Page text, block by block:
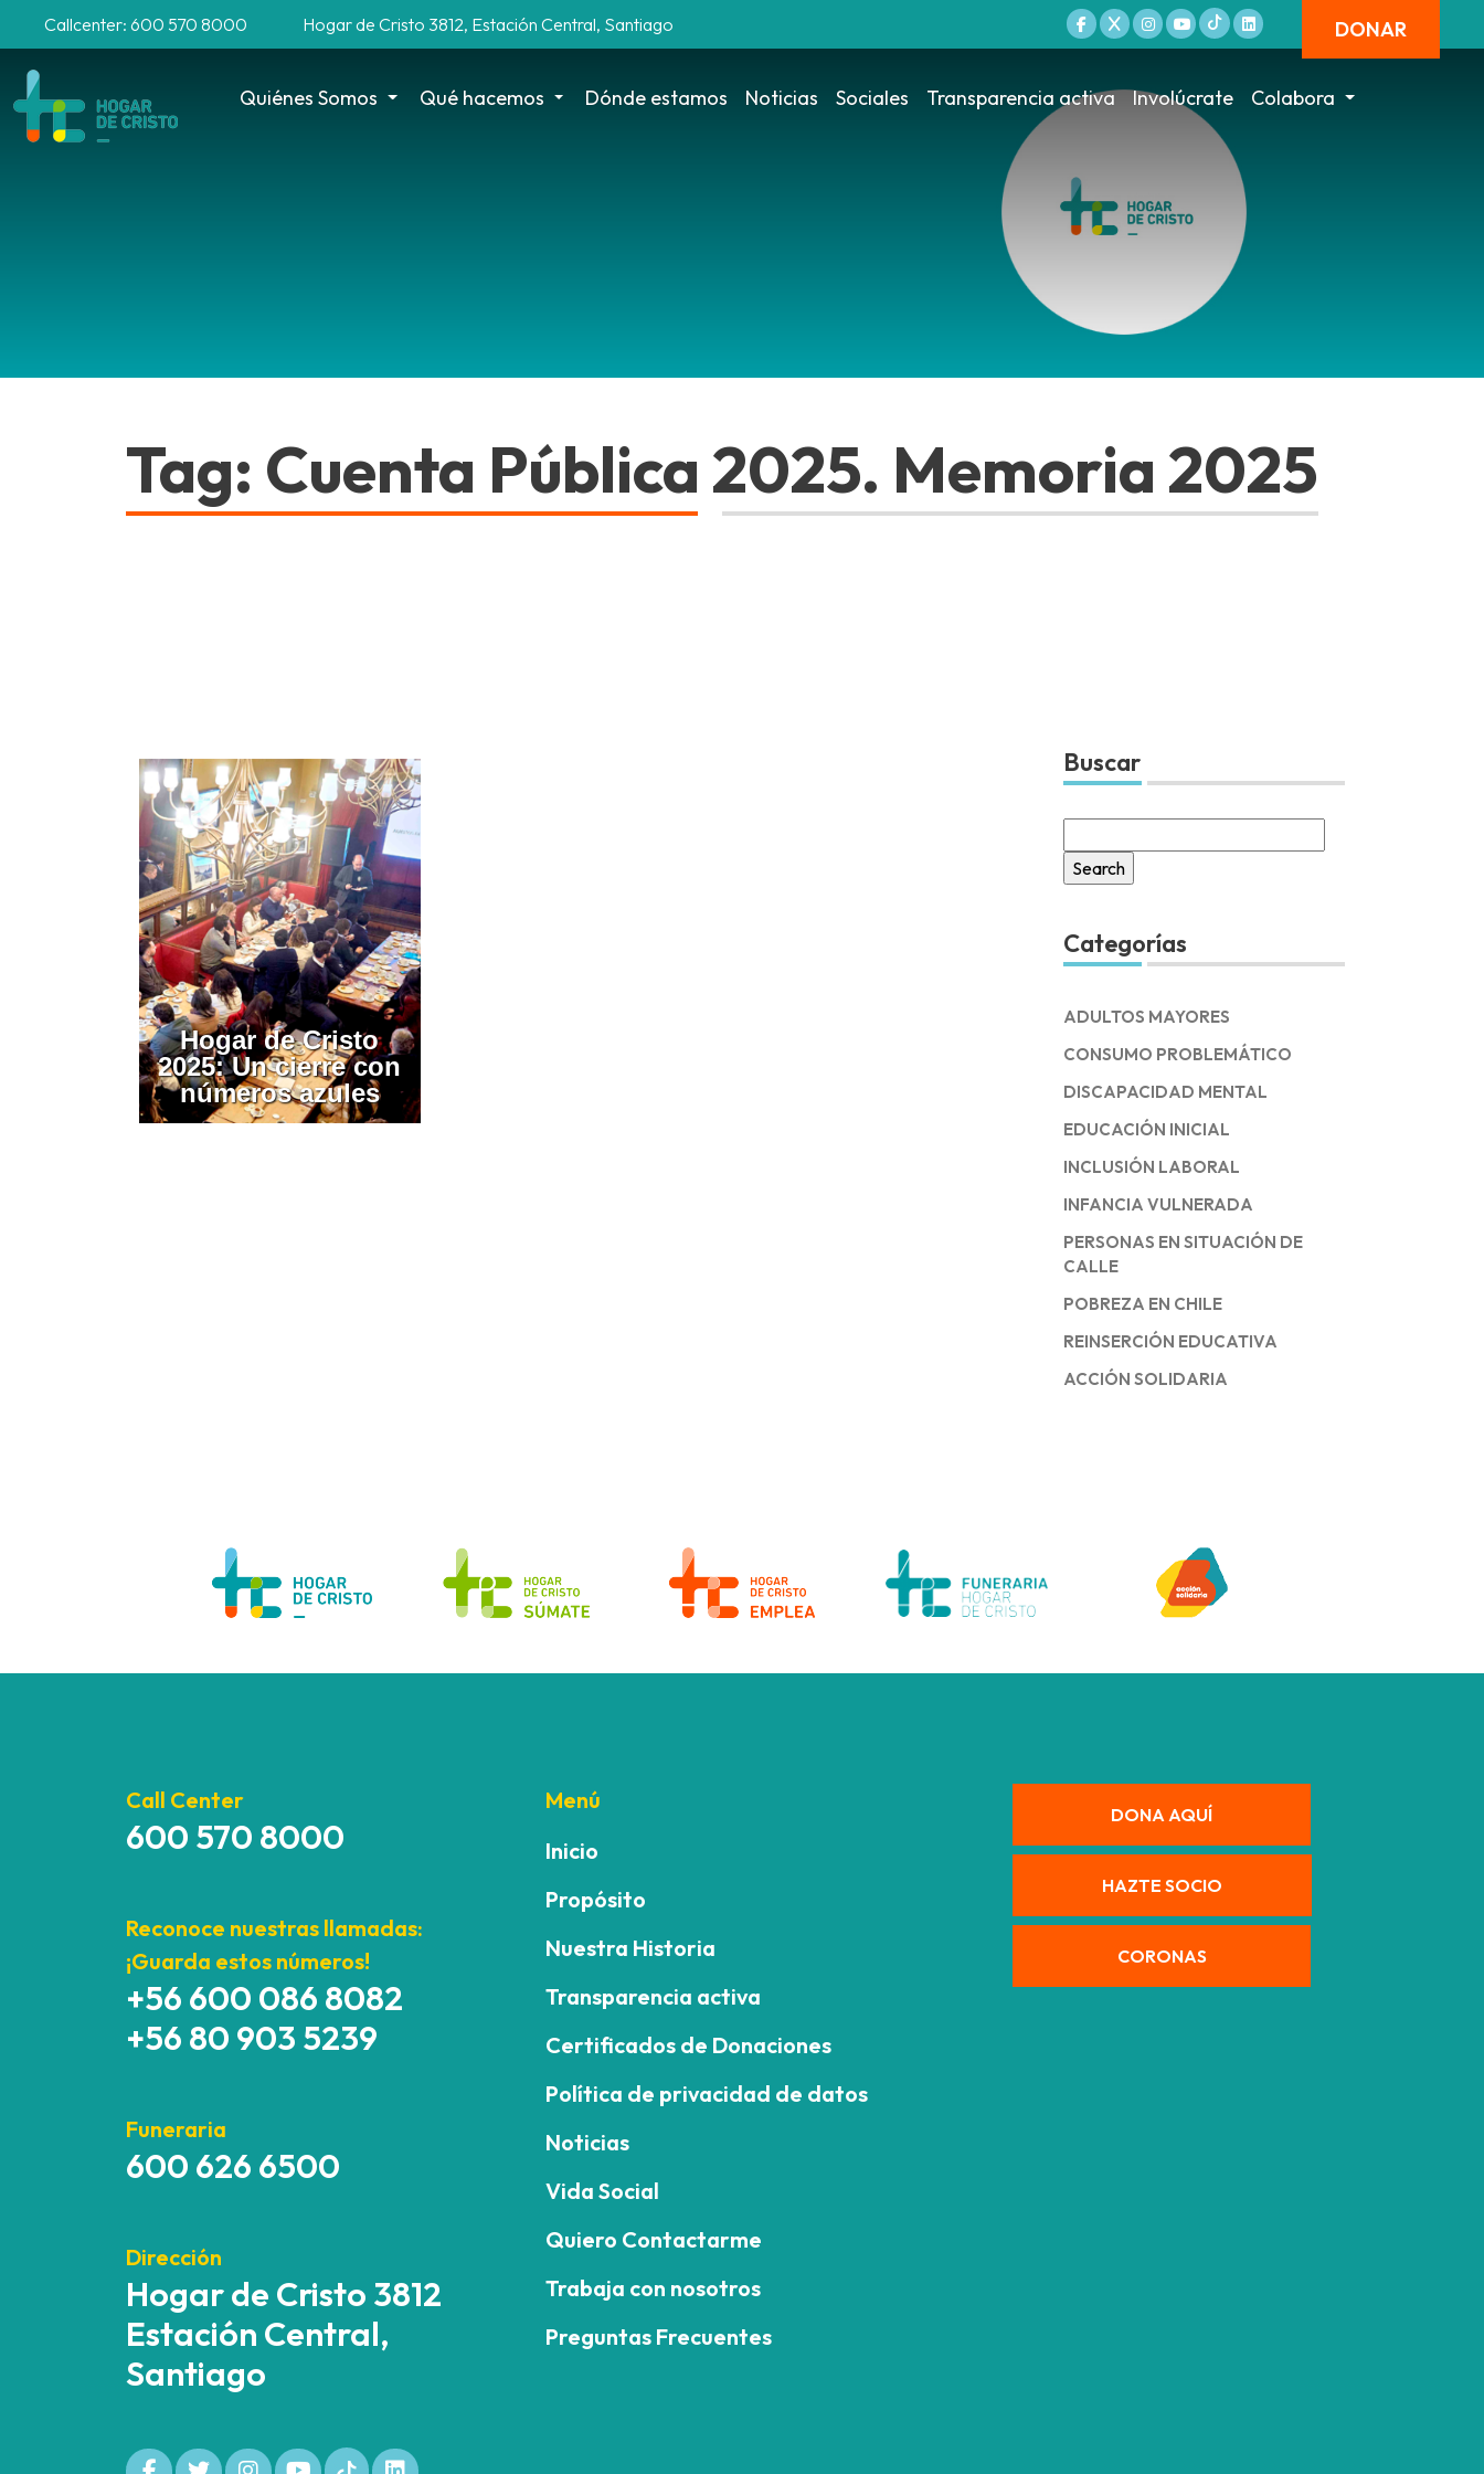
Callcenter: 600 570 8000 Hogar de Cristo 3812, Estación Central, Santiago DONAR
Quiénes Somos Qué hacemos Dónde estamos Noticias Sociales Transparencia activa Involúcrate Colabora
Tag: Cuenta Pública 2025. Memoria 2025
Hogar de Cristo
2025: Un cierre con
números azules
Buscar
for:
Categorías
ADULTOS MAYORES
CONSUMO PROBLEMÁTICO
DISCAPACIDAD MENTAL
EDUCACIÓN INICIAL
INCLUSIÓN LABORAL
INFANCIA VULNERADA
PERSONAS EN SITUACIÓN DE
CALLE
POBREZA EN CHILE
REINSERCIÓN EDUCATIVA
ACCIÓN SOLIDARIA
Call Center
600 570 8000
Reconoce nuestras llamadas:
¡Guarda estos números!
+56 600 086 8082
+56 80 903 5239
Funeraria
600 626 6500
Dirección
Hogar de Cristo 3812
Estación Central,
Santiago
Menú
Inicio
Propósito
Nuestra Historia
Transparencia activa
Certificados de Donaciones
Política de privacidad de datos
Noticias
Vida Social
Quiero Contactarme
Trabaja con nosotros
Preguntas Frecuentes
DONA AQUÍ
HAZTE SOCIO
CORONAS